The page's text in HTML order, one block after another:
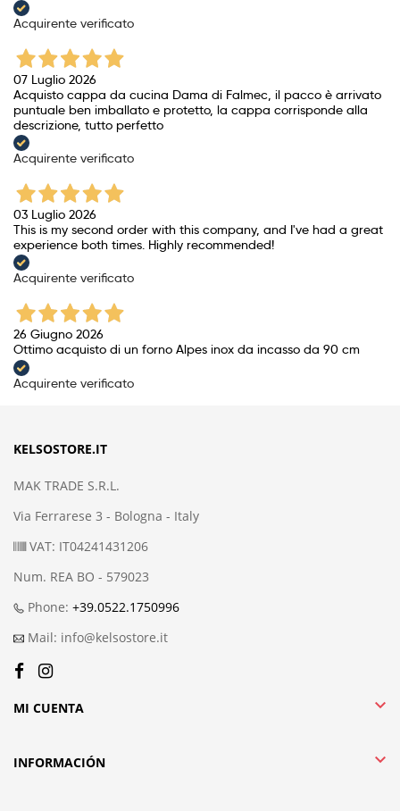
Acquirente verificato
07 Luglio 2026
Acquisto cappa da cucina Dama di Falmec, il pacco è arrivato
puntuale ben imballato e protetto, la cappa corrisponde alla
descrizione, tutto perfetto
Acquirente verificato
03 Luglio 2026
This is my second order with this company, and I've had a great
experience both times. Highly recommended!
Acquirente verificato
26 Giugno 2026
Ottimo acquisto di un forno Alpes inox da incasso da 90 cm
Acquirente verificato
KELSOSTORE.IT
MAK TRADE S.R.L.
Via Ferrarese 3 - Bologna - Italy
VAT: IT04241431206
Num. REA BO - 579023
Phone: +39.0522.1750996
Mail: info@kelsostore.it
MI CUENTA 
INFORMACIÓN 